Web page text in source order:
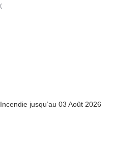
jusqu’au 03 Août 2026